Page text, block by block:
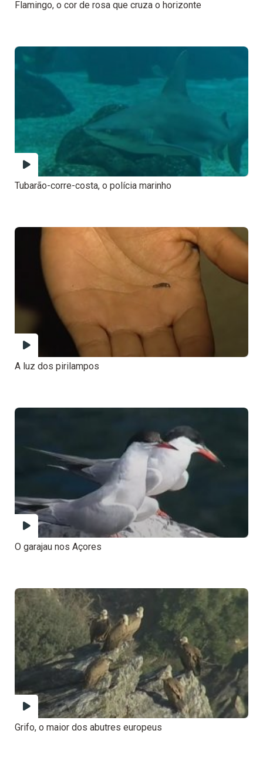
Flamingo, o cor de rosa que cruza o horizonte
Tubarão-corre-costa, o polícia marinho
A luz dos pirilampos
O garajau nos Açores
Grifo, o maior dos abutres europeus